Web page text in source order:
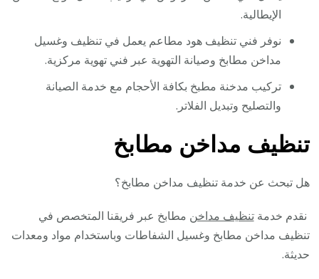
الإيطالية.
نوفر فني تنظيف هود مطاعم يعمل في تنظيف وغسيل
مداخن مطابخ وصيانة التهوية عبر فني تهوية مركزية.
تركيب مدخنة مطبخ بكافة الأحجام مع خدمة الصيانة
والتصليح وتبديل الفلاتر.
تنظيف مداخن مطابخ
هل تبحث عن خدمة تنظيف مداخن مطابخ؟
نقدم خدمةتنظيف مداخن مطابخ عبر فريقنا المتخصص في
تنظيف مداخن مطابخ وغسيل الشفاطات وباستخدام مواد ومعدات
حديثة.